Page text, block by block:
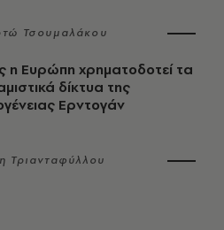
Τσουμαλάκου
η Ευρώπη χρηματοδοτεί τα
δίκτυα της
Ερντογάν
Τριανταφύλλου